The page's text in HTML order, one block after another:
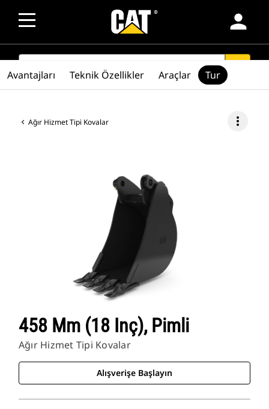
person
SEARCH
Ağır Hizmet Tipi Kovalar more_vert
458 Mm (18 Inç), Pimli
Ağır Hizmet Tipi Kovalar
Alışverişe Başlayın
Avantajları Teknik Özellikler Araçlar Tur